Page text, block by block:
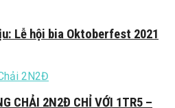
Lễ hội bia Oktoberfest 2021
CHẢI 2N2Đ CHỈ VỚI 1TR5 –